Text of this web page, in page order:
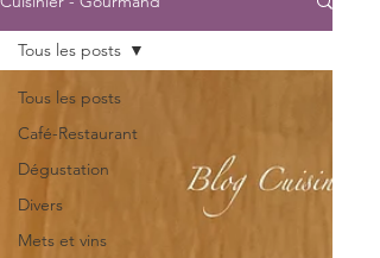
Tous les posts
Café-Restaurant
Dégustation
Divers
Mets et vins
Tous les posts